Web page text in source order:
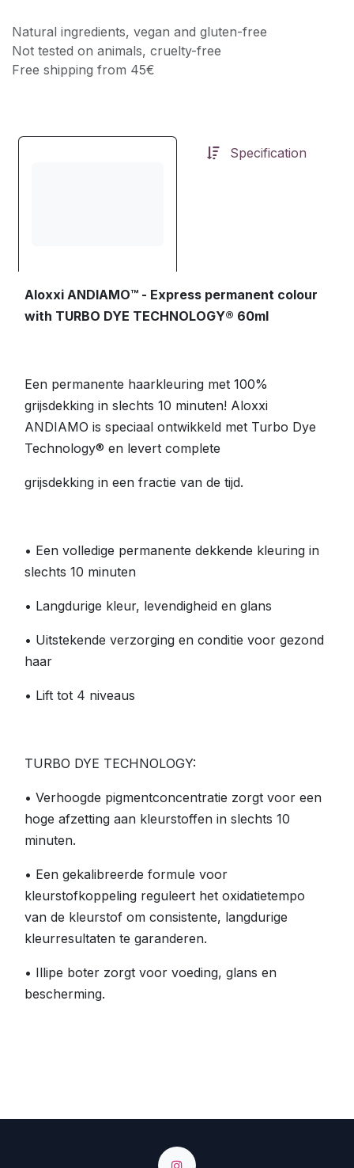
Natural ingredients, vegan and gluten-free
Not tested on animals, cruelty-free
Free shipping from 45€
Specification
Aloxxi ANDIAMO™ - Express permanent colour
with TURBO DYE TECHNOLOGY® 60ml
Een permanente haarkleuring met 100%
grijsdekking in slechts 10 minuten! Aloxxi
ANDIAMO is speciaal ontwikkeld met Turbo Dye
Technology® en levert complete
grijsdekking in een fractie van de tijd.
• Een volledige permanente dekkende kleuring in
slechts 10 minuten
• Langdurige kleur, levendigheid en glans
• Uitstekende verzorging en conditie voor gezond
haar
• Lift tot 4 niveaus
TURBO DYE TECHNOLOGY:
• Verhoogde pigmentconcentratie zorgt voor een
hoge afzetting aan kleurstoffen in slechts 10
minuten.
• Een gekalibreerde formule voor
kleurstofkoppeling reguleert het oxidatietempo
van de kleurstof om consistente, langdurige
kleurresultaten te garanderen.
• Illipe boter zorgt voor voeding, glans en
bescherming.